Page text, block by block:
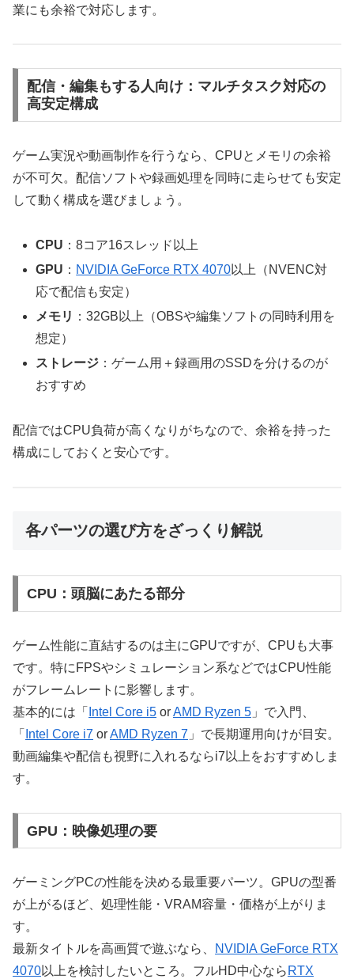
業にも余裕で対応します。
配信・編集もする人向け：マルチタスク対応の
高安定構成
ゲーム実況や動画制作を行うなら、CPUとメモリの余裕
が不可欠。配信ソフトや録画処理を同時に走らせても安定
して動く構成を選びましょう。
CPU ：8コア16スレッド以上
GPU ： NVIDIA GeForce RTX 4070以上（NVENC対
応で配信も安定）
メモリ ：32GB以上（OBSや編集ソフトの同時利用を
想定）
ストレージ ：ゲーム用＋録画用のSSDを分けるのが
おすすめ
配信ではCPU負荷が高くなりがちなので、余裕を持った
構成にしておくと安心です。
各パーツの選び方をざっくり解説
CPU：頭脳にあたる部分
ゲーム性能に直結するのは主にGPUですが、CPUも大事
です。特にFPSやシミュレーション系などではCPU性能
がフレームレートに影響します。
基本的には「
Intel Core i5 orAMD Ryzen 5 」で入門、
「
Intel Core i7 orAMD Ryzen 7 」で長期運用向けが目安。
動画編集や配信も視野に入れるならi7以上をおすすめしま
す。
GPU：映像処理の要
ゲーミングPCの性能を決める最重要パーツ。GPUの型番
が上がるほど、処理性能・VRAM容量・価格が上がりま
す。
最新タイトルを高画質で遊ぶなら、
NVIDIA GeForce RTX
4070以上を検討したいところ。フルHD中心なら RTX